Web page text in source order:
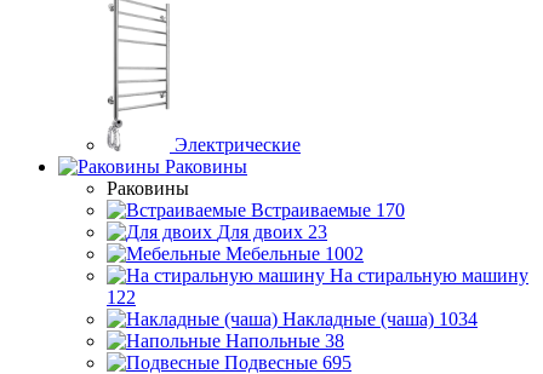
Электрические
Раковины
Раковины
Встраиваемые 170
Для двоих 23
Мебельные 1002
На стиральную машину
122
Накладные (чаша) 1034
Напольные 38
Подвесные 695